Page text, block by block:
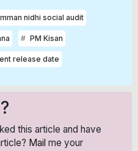
nidhi social audit
PM Kisan
release date
this article and have
Mail me your